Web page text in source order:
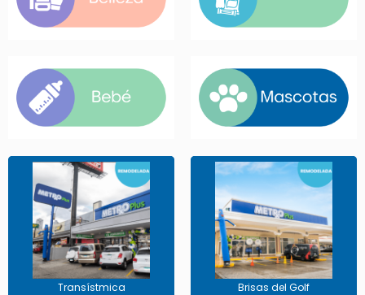
Transístmica
Transístmica
Av. Simón Bolívar, calle Transístmica,
diagonal al Banco General. Antiguo edificio
de TVN
Horario:
L -S 6:00 a.m. a 9:00p.m.
D 8:00 a.m. a 8:00 p.m.
Brisas del Golf
Brisas del Golf
Brisas del Golf, avenida principal, Centro
comercial Brisas del Golf
Horario:
L -S 6:30 a.m. a 9:30 p.m.
D 8:00 a.m. a 8:00 p.m.